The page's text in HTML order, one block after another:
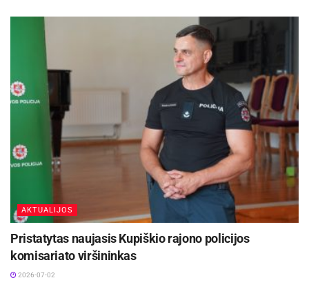
AKTUALIJOS
Pristatytas naujasis Kupiškio rajono policijos
komisariato viršininkas
2026-07-02